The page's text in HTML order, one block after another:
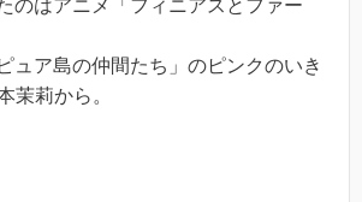
のはアニメ「フィニアスとファー
ュア島の仲間たち」のピンクのいき
茉莉から。